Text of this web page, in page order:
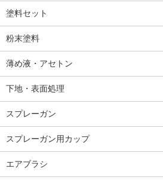
塗料セット
粉末塗料
薄め液・アセトン
下地・表面処理
スプレーガン
スプレーガン用カップ
エアブラシ